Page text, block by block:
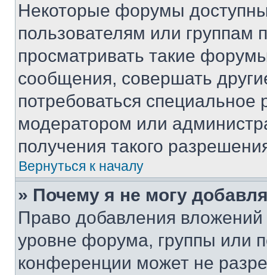
Некоторые форумы
пользователям или группам
просматривать такие
сообщения, совершать
потребоваться
модератором или
получения такого
Вернуться к началу
» Почему я не могу
Право добавления
уровне форума, группы или
конференции может не